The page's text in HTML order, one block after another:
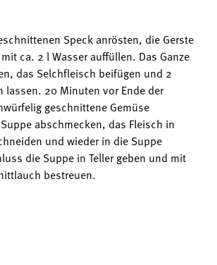
Speck anrösten, die Gerste
ca. 2 l Wasser auffüllen. Das Ganze
das Selchfleisch beifügen und 2
lassen. 20 Minuten vor Ende der
geschnittene Gemüse
abschmecken, das Fleisch in
und wieder in die Suppe
die Suppe in Teller geben und mit
bestreuen.